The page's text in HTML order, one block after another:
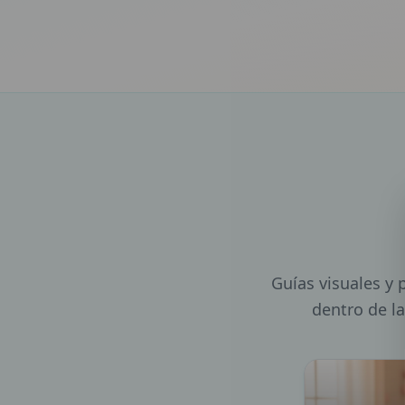
Guías visuales y
dentro de